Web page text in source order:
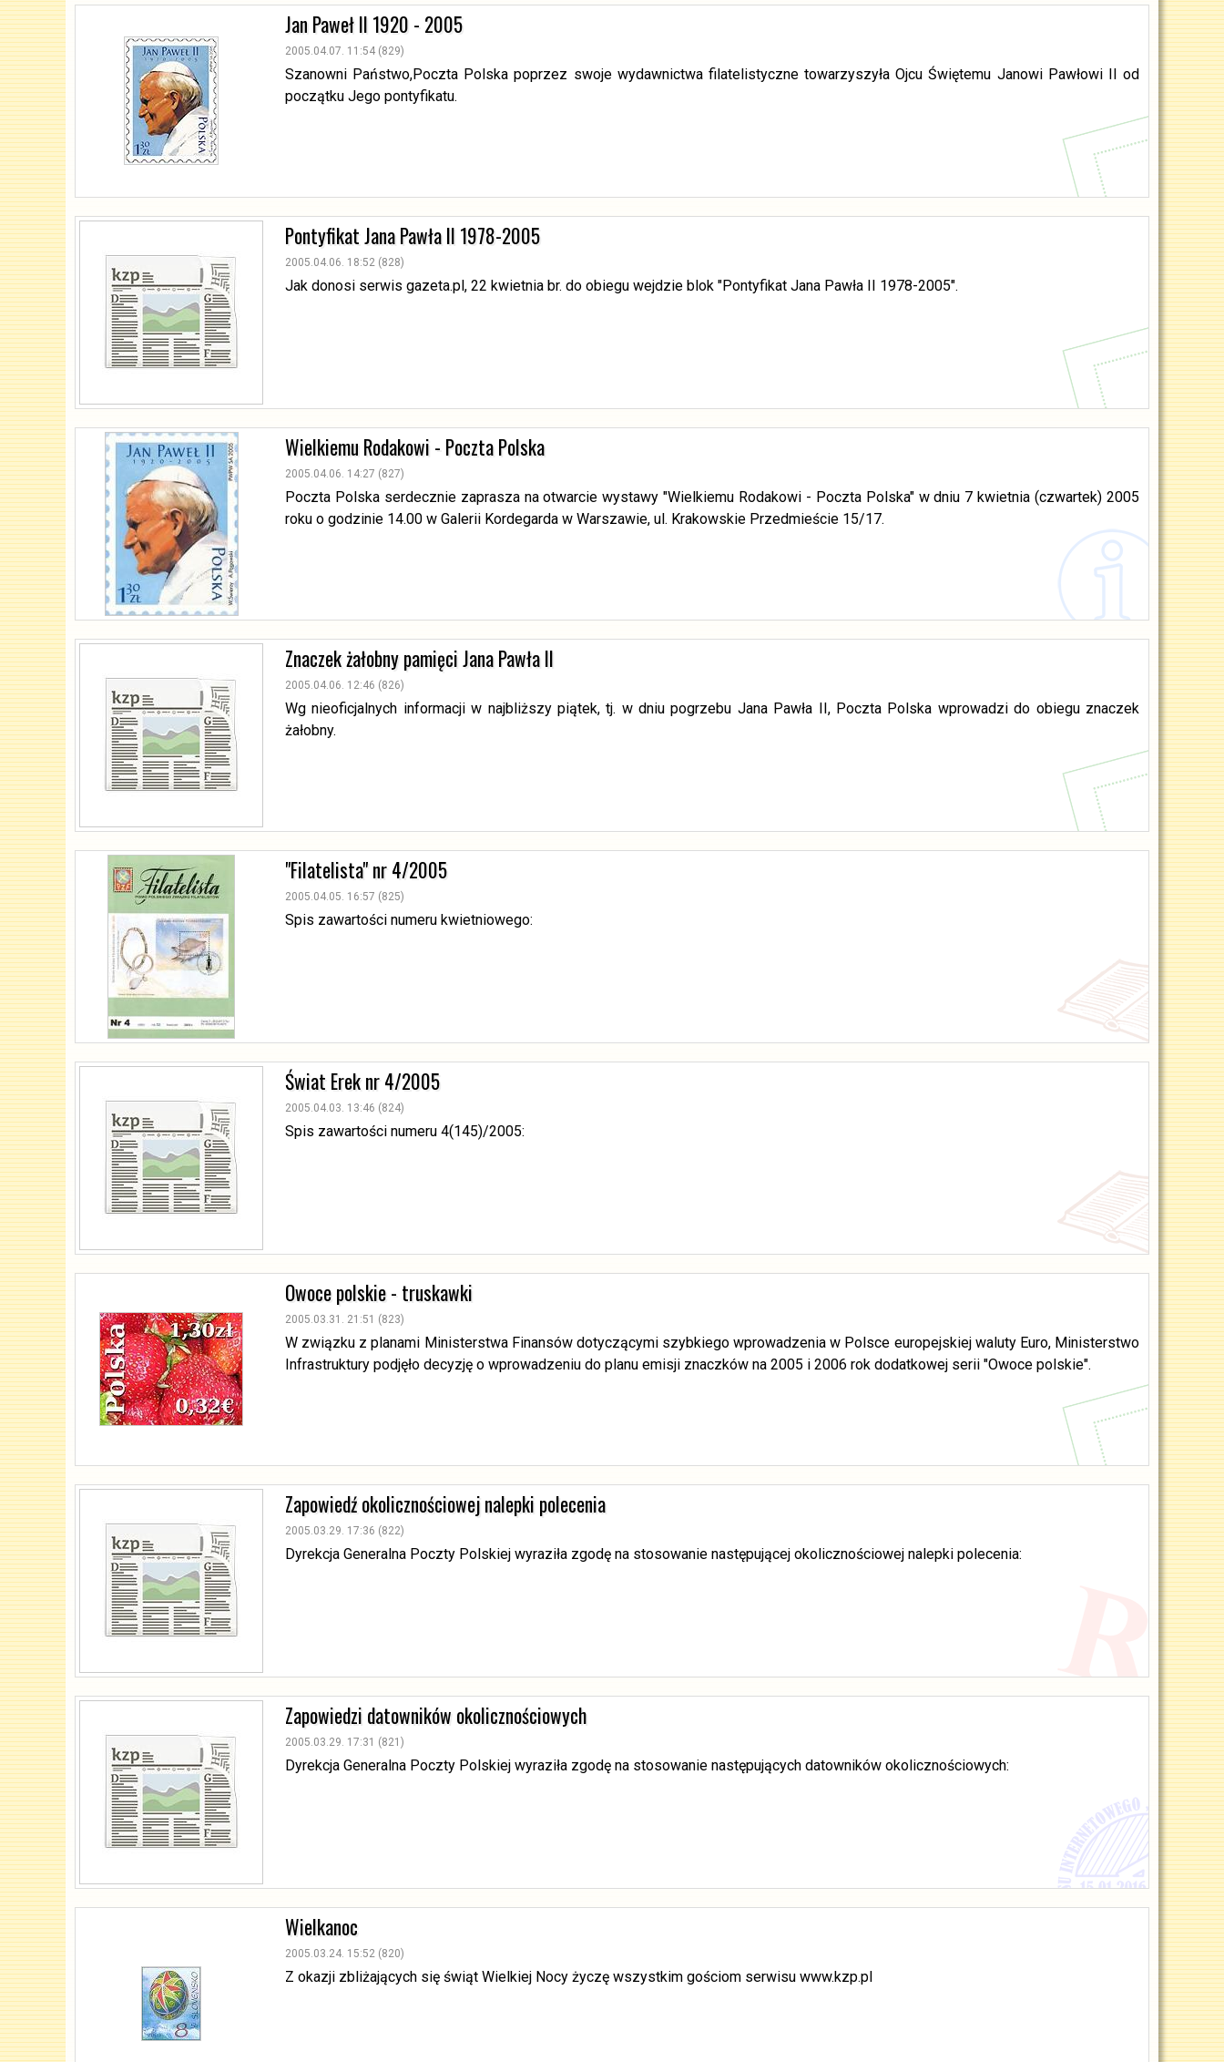
Jan Paweł II 1920 - 2005
2005.04.07. 11:54 (829)
Szanowni Państwo,Poczta Polska poprzez swoje wydawnictwa filatelistyczne towarzyszyła Ojcu Świętemu Janowi Pawłowi II od
początku Jego pontyfikatu.
Pontyfikat Jana Pawła II 1978-2005
2005.04.06. 18:52 (828)
Jak donosi serwis gazeta.pl, 22 kwietnia br. do obiegu wejdzie blok "Pontyfikat Jana Pawła II 1978-2005".
Wielkiemu Rodakowi - Poczta Polska
2005.04.06. 14:27 (827)
Poczta Polska serdecznie zaprasza na otwarcie wystawy "Wielkiemu Rodakowi - Poczta Polska" w dniu 7 kwietnia (czwartek) 2005
roku o godzinie 14.00 w Galerii Kordegarda w Warszawie, ul. Krakowskie Przedmieście 15/17.
Znaczek żałobny pamięci Jana Pawła II
2005.04.06. 12:46 (826)
Wg nieoficjalnych informacji w najbliższy piątek, tj. w dniu pogrzebu Jana Pawła II, Poczta Polska wprowadzi do obiegu znaczek
żałobny.
"Filatelista" nr 4/2005
2005.04.05. 16:57 (825)
Spis zawartości numeru kwietniowego:
Świat Erek nr 4/2005
2005.04.03. 13:46 (824)
Spis zawartości numeru 4(145)/2005:
Owoce polskie - truskawki
2005.03.31. 21:51 (823)
W związku z planami Ministerstwa Finansów dotyczącymi szybkiego wprowadzenia w Polsce europejskiej waluty Euro, Ministerstwo
Infrastruktury podjęło decyzję o wprowadzeniu do planu emisji znaczków na 2005 i 2006 rok dodatkowej serii "Owoce polskie".
Zapowiedź okolicznościowej nalepki polecenia
2005.03.29. 17:36 (822)
Dyrekcja Generalna Poczty Polskiej wyraziła zgodę na stosowanie następującej okolicznościowej nalepki polecenia:
Zapowiedzi datowników okolicznościowych
2005.03.29. 17:31 (821)
Dyrekcja Generalna Poczty Polskiej wyraziła zgodę na stosowanie następujących datowników okolicznościowych:
Wielkanoc
2005.03.24. 15:52 (820)
Z okazji zbliżających się świąt Wielkiej Nocy życzę wszystkim gościom serwisu www.kzp.pl